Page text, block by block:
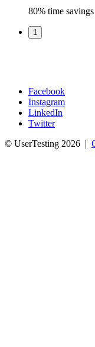
80% time
1
Social
Facebook
Instagram
LinkedIn
Twitter
© UserTesting 2026 |